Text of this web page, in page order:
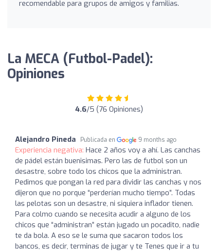
recomendable para grupos de amigos y familias.
La MECA (Futbol-Padel):
Opiniones
4.6/5 (76 Opiniones)
Alejandro Pineda Publicada en 9 months ago
Experiencia negativa: Hace 2 años voy a ahí. Las canchas
de pádel están buenisimas. Pero las de futbol son un
desastre, sobre todo los chicos que la administran.
Pedimos que pongan la red para dividir las canchas y nos
dijeron que no porque “perderían mucho tiempo”. Todas
las pelotas son un desastre, ni siquiera inflador tienen.
Para colmo cuando se necesita acudir a alguno de los
chicos que “administran” están jugado un pocadito, nadie
te da bola. A eso se le suma que sacaron todos los
bancos, es decir, terminas de jugar y te Tenes que ir a tu